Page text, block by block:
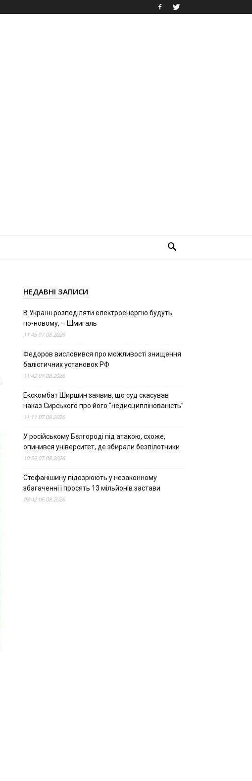
НЕДАВНІ ЗАПИСИ
В Україні розподіляти електроенергію будуть
по-новому, – Шмигаль
11:45 07.08.2026
Федоров висловився про можливості знищення
балістичних установок РФ
11:42 07.08.2026
Екскомбат Ширшин заявив, що суд скасував
наказ Сирського про його “недисциплінованість”
11:11 07.08.2026
У російському Бєлгороді під атакою, схоже,
опинився університет, де збирали безпілотники
10:59 07.08.2026
Стефанішину підозрюють у незаконному
збагаченні і просять 13 мільйонів застави
08:42 06.08.2026